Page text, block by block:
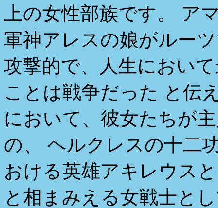
上の女性部族です。 ア
軍神アレスの娘がルー
攻撃的で、人生におい
ことは戦争だった と伝
において、彼女たちが
の、 ヘルクレスの十二
おける英雄アキレウス
と相まみえる女戦士と